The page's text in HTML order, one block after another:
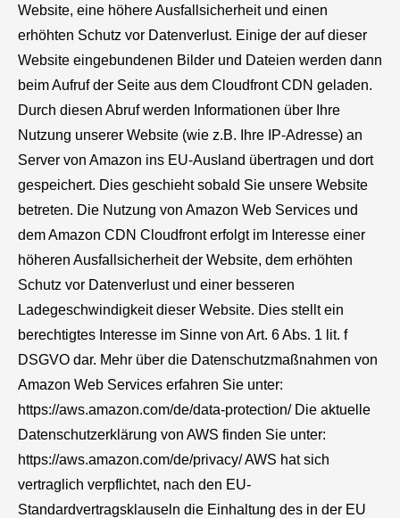
Website, eine höhere Ausfallsicherheit und einen
erhöhten Schutz vor Datenverlust. Einige der auf dieser
Website eingebundenen Bilder und Dateien werden dann
beim Aufruf der Seite aus dem Cloudfront CDN geladen.
Durch diesen Abruf werden Informationen über Ihre
Nutzung unserer Website (wie z.B. Ihre IP-Adresse) an
Server von Amazon ins EU-Ausland übertragen und dort
gespeichert. Dies geschieht sobald Sie unsere Website
betreten. Die Nutzung von Amazon Web Services und
dem Amazon CDN Cloudfront erfolgt im Interesse einer
höheren Ausfallsicherheit der Website, dem erhöhten
Schutz vor Datenverlust und einer besseren
Ladegeschwindigkeit dieser Website. Dies stellt ein
berechtigtes Interesse im Sinne von Art. 6 Abs. 1 lit. f
DSGVO dar. Mehr über die Datenschutzmaßnahmen von
Amazon Web Services erfahren Sie unter:
https://aws.amazon.com/de/data-protection/ Die aktuelle
Datenschutzerklärung von AWS finden Sie unter:
https://aws.amazon.com/de/privacy/ AWS hat sich
vertraglich verpflichtet, nach den EU-
Standardvertragsklauseln die Einhaltung des in der EU